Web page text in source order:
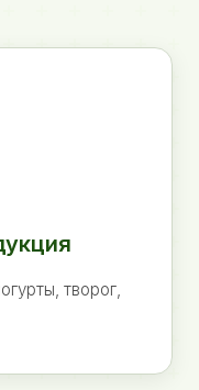
творог,